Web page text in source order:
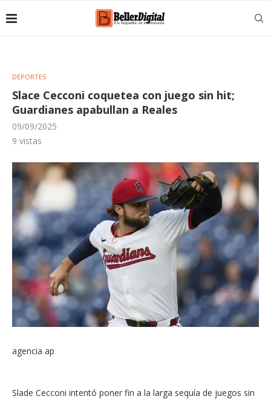
DEPORTES
Slace Cecconi coquetea con juego sin hit;
Guardianes apabullan a Reales
09/09/2025
9 vistas
agencia ap
Slade Cecconi intentó poner fin a la larga sequía de juegos sin